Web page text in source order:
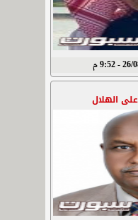
9:52 م
الهلال